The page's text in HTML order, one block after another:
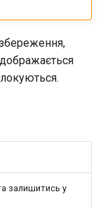
залишитись у